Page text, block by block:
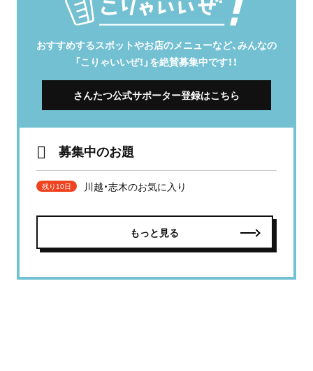
おすすめするスポットやお店のメニューなど、みんなの
「こりゃいいぜ！」を絶賛募集中です！！
さんたつ公式サポーター登録はこちら
募集中のお題
残り10日 川越・志木のお気に入り
もっと見る